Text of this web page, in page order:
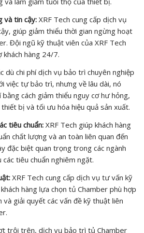
và tin cậy: XRF Tech cung cấp dịch vụ
giúp giảm thiểu thời gian ngừng hoạt
Đội ngũ kỹ thuật viên của XRF Tech
khách hàng 24/7.
dù chi phí dịch vụ bảo trì chuyên nghiệp
việc tự bảo trì, nhưng về lâu dài, nó
cách giảm thiểu nguy cơ hư hỏng,
bị và tối ưu hóa hiệu quả sản xuất.
tiêu chuẩn: XRF Tech giúp khách hàng
chất lượng và an toàn liên quan đến
đặc biệt quan trọng trong các ngành
các tiêu chuẩn nghiêm ngặt.
XRF Tech cung cấp dịch vụ tư vấn kỹ
hàng lựa chọn tủ Chamber phù hợp
và giải quyết các vấn đề kỹ thuật liên
trội trên, dịch vụ bảo trì tủ Chamber